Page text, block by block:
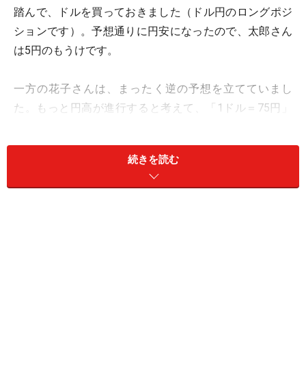
踏んで、ドルを買っておきました（ドル円のロングポジ
ションです）。予想通りに円安になったので、太郎さん
は5円のもうけです。
一方の花子さんは、まったく逆の予想を立てていまし
た。もっと円高が進行すると考えて、「1ドル＝75円」
ションです）。予想を裏切られた花子さんは、5円の損
続きを読む